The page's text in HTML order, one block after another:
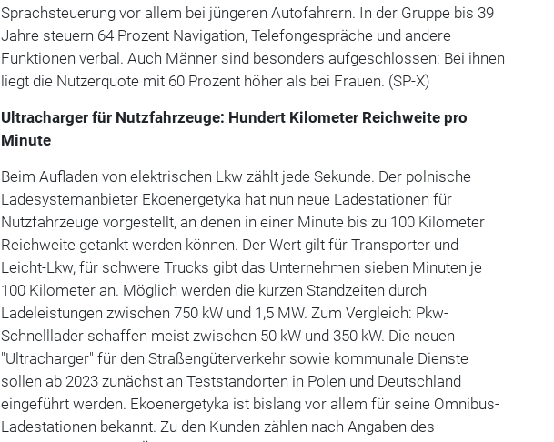
Sprachsteuerung vor allem bei jüngeren Autofahrern. In der Gruppe bis 39
Jahre steuern 64 Prozent Navigation, Telefongespräche und andere
Funktionen verbal. Auch Männer sind besonders aufgeschlossen: Bei ihnen
liegt die Nutzerquote mit 60 Prozent höher als bei Frauen. (SP-X)
Ultracharger für Nutzfahrzeuge: Hundert Kilometer Reichweite pro
Minute
Beim Aufladen von elektrischen Lkw zählt jede Sekunde. Der polnische
Ladesystemanbieter Ekoenergetyka hat nun neue Ladestationen für
Nutzfahrzeuge vorgestellt, an denen in einer Minute bis zu 100 Kilometer
Reichweite getankt werden können. Der Wert gilt für Transporter und
Leicht-Lkw, für schwere Trucks gibt das Unternehmen sieben Minuten je
100 Kilometer an. Möglich werden die kurzen Standzeiten durch
Ladeleistungen zwischen 750 kW und 1,5 MW. Zum Vergleich: Pkw-
Schnelllader schaffen meist zwischen 50 kW und 350 kW. Die neuen
"Ultracharger" für den Straßengüterverkehr sowie kommunale Dienste
sollen ab 2023 zunächst an Teststandorten in Polen und Deutschland
eingeführt werden. Ekoenergetyka ist bislang vor allem für seine Omnibus-
Ladestationen bekannt. Zu den Kunden zählen nach Angaben des